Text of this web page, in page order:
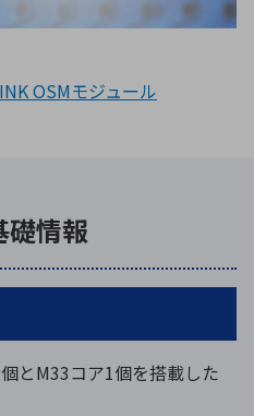
OSMモジュール
礎情報
とM33コア1個を搭載した